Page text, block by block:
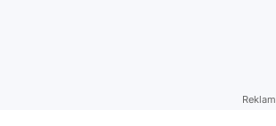
Reklam